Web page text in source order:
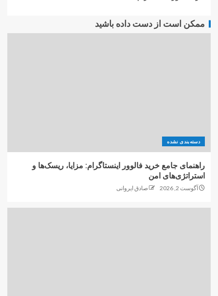
ممکن است از دست داده باشید
دسته‌بندی نشده
راهنمای جامع خرید فالوور اینستاگرام: مزایا، ریسک‌ها و
استراتژی‌های امن
آگوست 2, 2026 صادق ایروانی